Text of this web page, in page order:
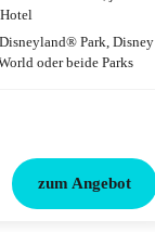
Park, Disney
oder beide Parks
zum Angebot